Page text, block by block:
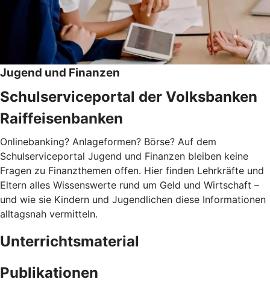
Jugend und Finanzen
Schulserviceportal der Volksbanken
Raiffeisenbanken
Onlinebanking? Anlageformen? Börse? Auf dem
Schulserviceportal Jugend und Finanzen bleiben keine
Fragen zu Finanzthemen offen. Hier finden Lehrkräfte und
Eltern alles Wissenswerte rund um Geld und Wirtschaft –
und wie sie Kindern und Jugendlichen diese Informationen
alltagsnah vermitteln.
Unterrichtsmaterial
Publikationen